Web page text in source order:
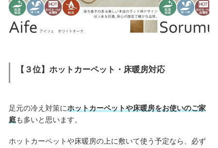
【３位】ホットカーペット・床暖房対応
足元の冷え対策にホットカーペットや床暖房をお使いのご家
庭も多いと思います。
ホットカーペットや床暖房の上に敷いて使う予定なら、必ず